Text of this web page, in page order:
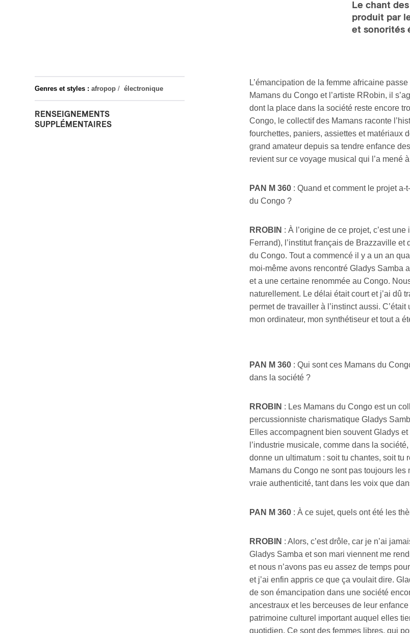
Le chant
produit par
et sonorités
Genres et styles : afropop / électronique
RENSEIGNEMENTS
SUPPLÉMENTAIRES
L’émancipation de la femme africaine
Mamans du Congo et l’artiste RRobin, il
dont la place dans la société reste encore
Congo, le collectif des Mamans raconte
fourchettes, paniers, assiettes et matériaux
grand amateur depuis sa tendre enfance
revient sur ce voyage musical qui l’a mené
PAN M 360 : Quand et comment le projet
du Congo ?
RROBIN : À l’origine de ce projet, c’est
Ferrand), l’institut français de Brazzaville
du Congo. Tout a commencé il y a un an
moi-même avons rencontré Gladys Samba
et a une certaine renommée au Congo.
naturellement. Le délai était court et j’ai dû
permet de travailler à l’instinct aussi.
mon ordinateur, mon synthétiseur et tout a
PAN M 360 : Qui sont ces Mamans du
dans la société ?
RROBIN : Les Mamans du Congo est un
percussionniste charismatique Gladys
Elles accompagnent bien souvent Gladys
l’industrie musicale, comme dans la
donne un ultimatum : soit tu chantes, soit tu
Mamans du Congo ne sont pas toujours
vraie authenticité, tant dans les voix que
PAN M 360 : À ce sujet, quels ont été les
RROBIN : Alors, c’est drôle, car je n’ai
Gladys Samba et son mari viennent me
et nous n’avons pas eu assez de temps
et j’ai enfin appris ce que ça voulait dire.
de son émancipation dans une société
ancestraux et les berceuses de leur
patrimoine culturel important auquel elles
quotidien. Ce sont des femmes libres, qui